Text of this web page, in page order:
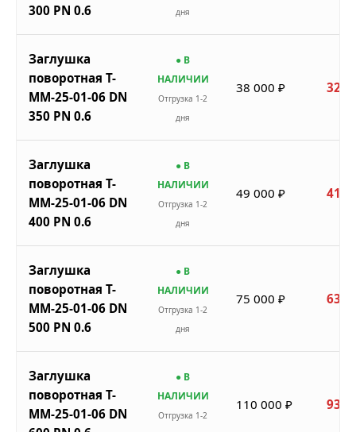
300 PN 0.6
дня
Заглушка
поворотная Т-
ММ-25-01-06 DN
350 PN 0.6
● В
НАЛИЧИИ
Отгрузка 1-2
дня
38 000 ₽ 32
Заглушка
поворотная Т-
ММ-25-01-06 DN
400 PN 0.6
● В
НАЛИЧИИ
Отгрузка 1-2
дня
49 000 ₽ 41
Заглушка
поворотная Т-
ММ-25-01-06 DN
500 PN 0.6
● В
НАЛИЧИИ
Отгрузка 1-2
дня
75 000 ₽ 63
Заглушка
поворотная Т-
ММ-25-01-06 DN
● В
НАЛИЧИИ
Отгрузка 1-2
110 000 ₽ 93